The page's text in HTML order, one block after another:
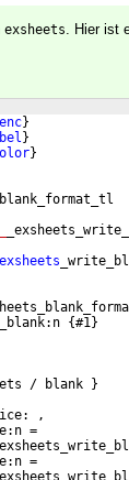
exsheets. Hier ist
}
}
}
{#1}
/ blank
}
,
=
=